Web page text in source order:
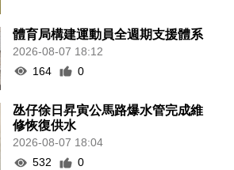
體育局構建運動員全週期支援體系
2026-08-07 18:12
164
0
氹仔徐日昇寅公馬路爆水管完成維
修恢復供水
2026-08-07 18:04
532
0